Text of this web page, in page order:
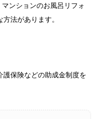
ンションのお風呂リフォ
法があります。
護保険などの助成金制度を